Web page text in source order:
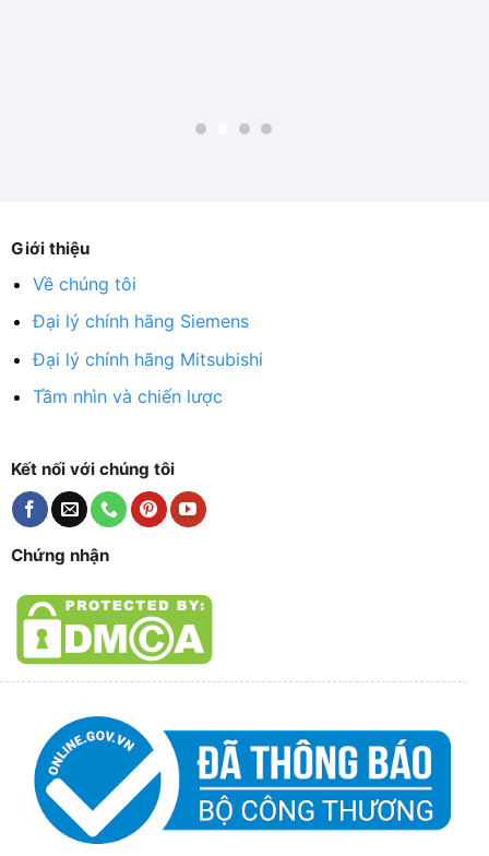
Giới thiệu
Về chúng tôi
Đại lý chính hãng Siemens
Đại lý chính hãng Mitsubishi
Tầm nhìn và chiến lược
Kết nối với chúng tôi
Chứng nhận